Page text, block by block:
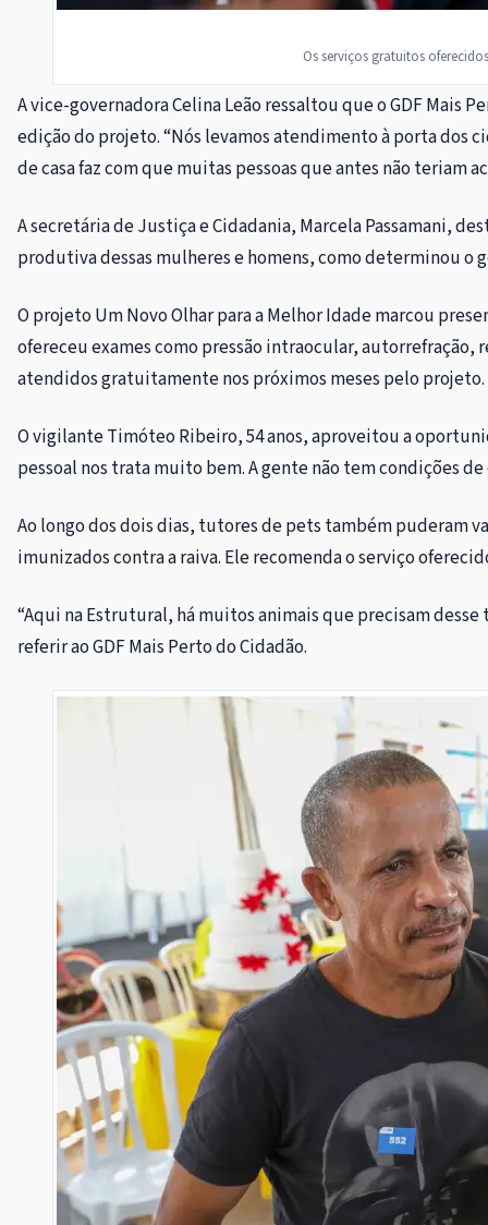
Os serviços gratuitos
A vice-governadora Celina Leão ressaltou que o GDF Mais
edição do projeto. “Nós levamos atendimento à porta dos
de casa faz com que muitas pessoas que antes não teriam
A secretária de Justiça e Cidadania, Marcela Passamani,
produtiva dessas mulheres e homens, como determinou o
O projeto Um Novo Olhar para a Melhor Idade marcou
ofereceu exames como pressão intraocular,
atendidos gratuitamente nos próximos meses pelo projeto.
O vigilante Timóteo Ribeiro, 54 anos, aproveitou a
pessoal nos trata muito bem. A gente não tem condições
Ao longo dos dois dias, tutores de pets também puderam
imunizados contra a raiva. Ele recomenda o serviço
“Aqui na Estrutural, há muitos animais que precisam
referir ao GDF Mais Perto do Cidadão.